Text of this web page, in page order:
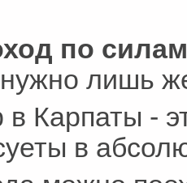
по
лишь
Карпаты -
в